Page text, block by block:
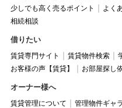
少しでも高く売るポイント
よく
相続相談
借りたい
賃貸専門サイト 賃貸物件検索
お客様の声【賃貸】
お部屋探し
オーナー様へ
賃貸管理について 管理物件ギャ